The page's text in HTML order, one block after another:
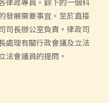
發展需要事宜。至於直接
司長辦公室負責。律政司
處理有關行政會議及立法
法會議員的提問。